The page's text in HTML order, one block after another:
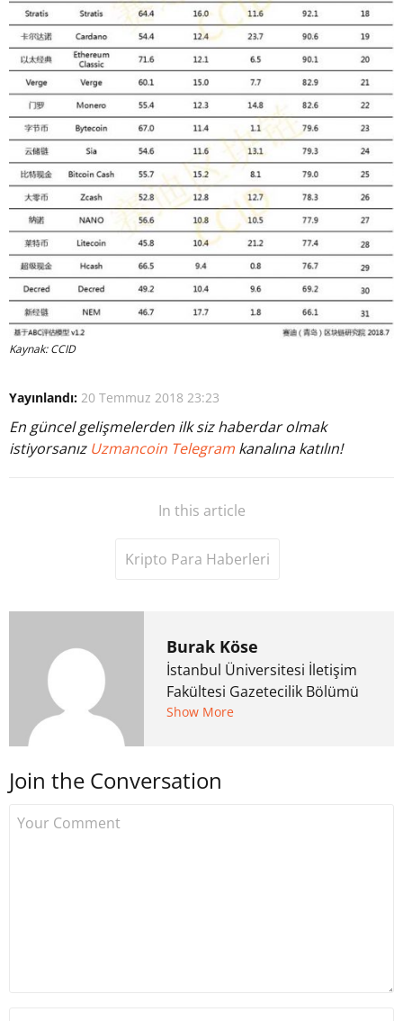
Kaynak: CCID
Yayınlandı: 20 Temmuz 2018 23:23
En güncel gelişmelerden ilk siz haberdar olmak
istiyorsanız Uzmancoin Telegram kanalına katılın!
In this article
Kripto Para Haberleri
Burak Köse
İstanbul Üniversitesi İletişim
Fakültesi Gazetecilik Bölümü
mezunu. 6 yıl ana akım
kurdu. 2017'nin Mayıs ayından
Show More
Join the Conversation